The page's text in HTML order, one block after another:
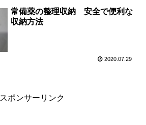
常備薬の整理収納 安全で便利な
収納方法
2020.07.29
スポンサーリンク